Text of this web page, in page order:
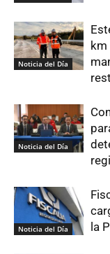
Noticia del Día
km
Noticia del Día
Noticia del Día
la